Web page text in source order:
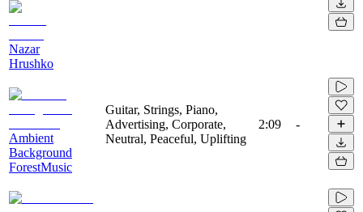
Nazar
Hrushko
Ambient
Background
ForestMusic
Guitar, Strings, Piano,
Advertising, Corporate,
Neutral, Peaceful, Uplifting
2:09 -